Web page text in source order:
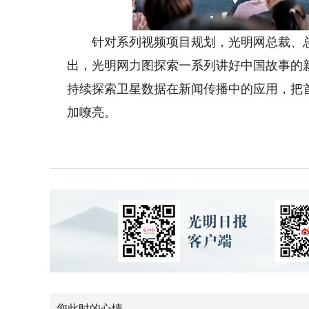
针对系列视频项目规划，光明网总裁、
出，光明网力图探索一系列讲好中国故事
持续探索卫星数据在新闻传播中的应用，
加嘹亮。